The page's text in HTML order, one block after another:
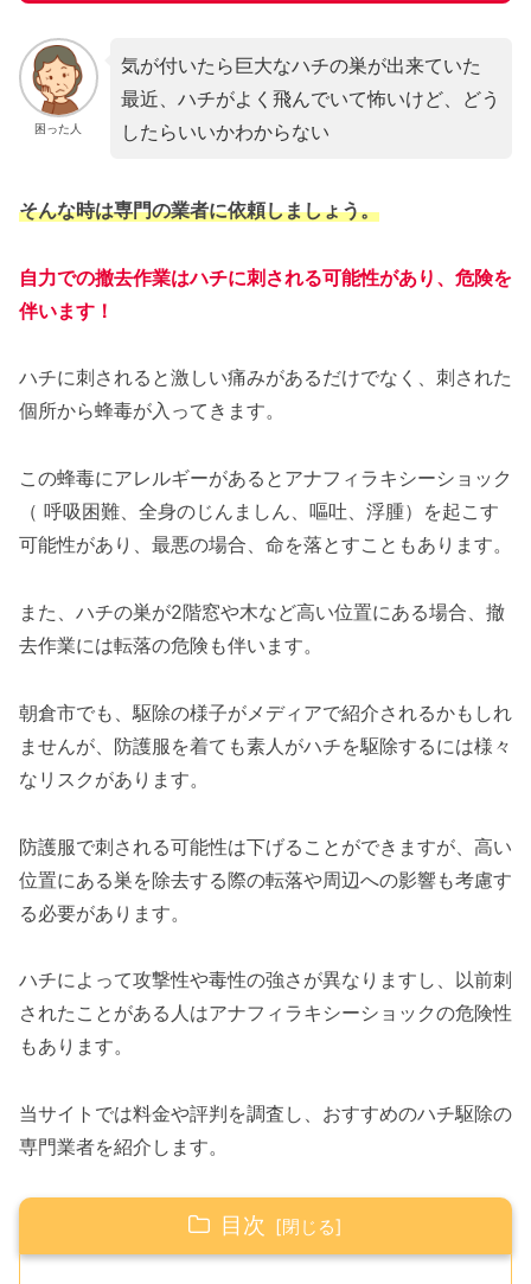
困った人
気が付いたら巨大なハチの巣が出来ていた
最近、ハチがよく飛んでいて怖いけど、どう
したらいいかわからない
そんな時は専門の業者に依頼しましょう。
自力での撤去作業はハチに刺される可能性があり、危険を
伴います！
ハチに刺されると激しい痛みがあるだけでなく、刺された
個所から蜂毒が入ってきます。
この蜂毒にアレルギーがあるとアナフィラキシーショック
（ 呼吸困難、全身のじんましん、嘔吐、浮腫）を起こす
可能性があり、最悪の場合、命を落とすこともあります。
また、ハチの巣が2階窓や木など高い位置にある場合、撤
去作業には転落の危険も伴います。
朝倉市でも、駆除の様子がメディアで紹介されるかもしれ
ませんが、防護服を着ても素人がハチを駆除するには様々
なリスクがあります。
防護服で刺される可能性は下げることができますが、高い
位置にある巣を除去する際の転落や周辺への影響も考慮す
る必要があります。
ハチによって攻撃性や毒性の強さが異なりますし、以前刺
されたことがある人はアナフィラキシーショックの危険性
もあります。
当サイトでは料金や評判を調査し、おすすめのハチ駆除の
専門業者を紹介します。
目次